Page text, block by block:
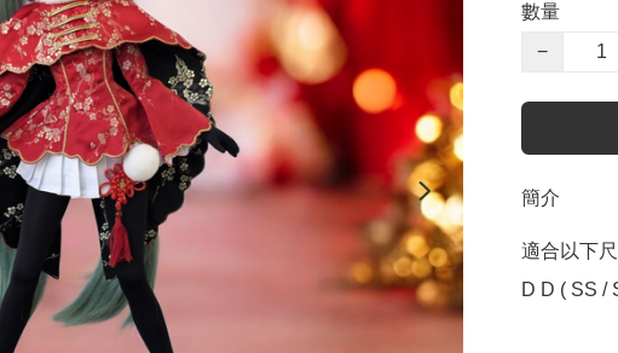
數量
−
簡介
適合以下
D D ( SS /